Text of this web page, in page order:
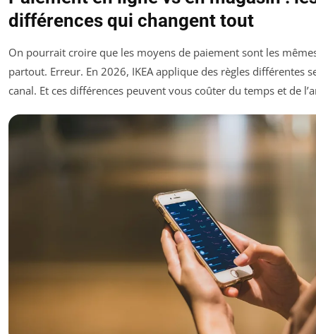
différences qui changent tout
On pourrait croire que les moyens de paiement sont les
partout. Erreur. En 2026, IKEA applique des règles différentes
canal. Et ces différences peuvent vous coûter du temps et de